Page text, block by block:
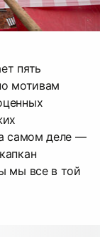
пять
мотивам
самом деле —
мы все в той